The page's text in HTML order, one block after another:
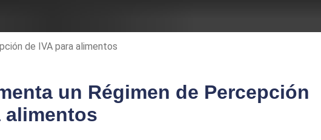
de IVA para alimentos
un Régimen de Percepción
alimentos